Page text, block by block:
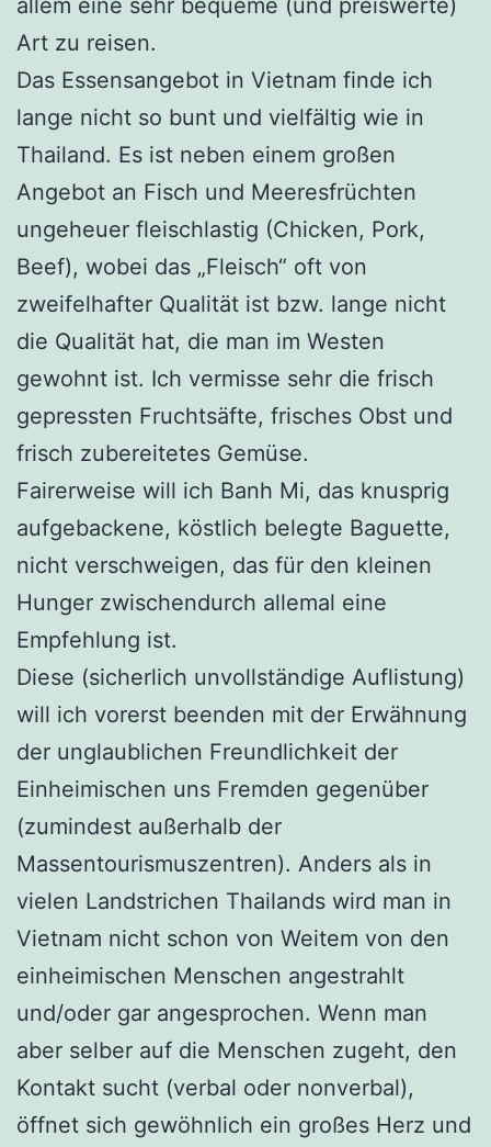
Art zu reisen.
Das Essensangebot in Vietnam finde ich
lange nicht so bunt und vielfältig wie in
Thailand. Es ist neben einem großen
Angebot an Fisch und Meeresfrüchten
ungeheuer fleischlastig (Chicken, Pork,
Beef), wobei das „Fleisch“ oft von
zweifelhafter Qualität ist bzw. lange nicht
die Qualität hat, die man im Westen
gewohnt ist. Ich vermisse sehr die frisch
gepressten Fruchtsäfte, frisches Obst und
frisch zubereitetes Gemüse.
Fairerweise will ich Banh Mi, das knusprig
aufgebackene, köstlich belegte Baguette,
nicht verschweigen, das für den kleinen
Hunger zwischendurch allemal eine
Empfehlung ist.
Diese (sicherlich unvollständige Auflistung)
will ich vorerst beenden mit der Erwähnung
der unglaublichen Freundlichkeit der
Einheimischen uns Fremden gegenüber
(zumindest außerhalb der
Massentourismuszentren). Anders als in
vielen Landstrichen Thailands wird man in
Vietnam nicht schon von Weitem von den
einheimischen Menschen angestrahlt
und/oder gar angesprochen. Wenn man
aber selber auf die Menschen zugeht, den
Kontakt sucht (verbal oder nonverbal),
öffnet sich gewöhnlich ein großes Herz und